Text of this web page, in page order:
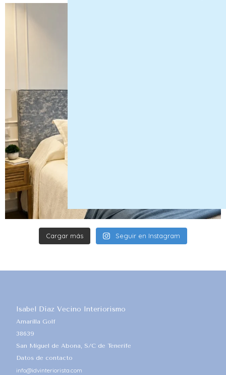
Cargar más Seguir en Instagram
Isabel Díaz Vecino Interiorismo
Amarilla Golf
38639
San Miguel de Abona, S/C de Tenerife
Datos de contacto
info@idvinteriorista.com